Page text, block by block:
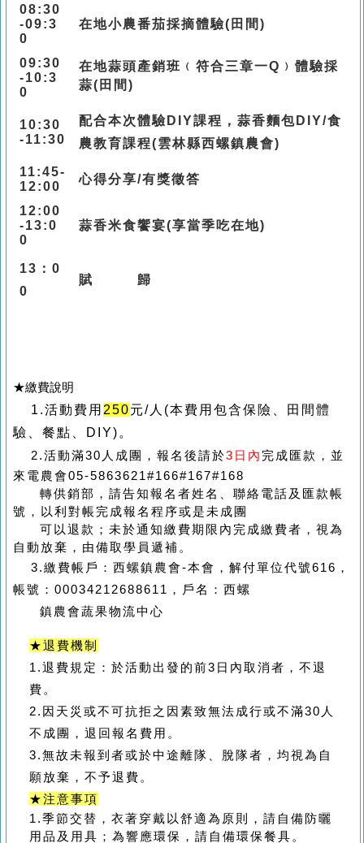
08:30
-09:3
0
在地小農番茄採摘體驗( 田間 )
09:30
-10:3
0
在地蒜頭產銷班 ﹙ 符合三章一Q ﹚ 體驗採
蒜( 田間 )
10:30
-11:30
配合本次體驗 DIY課程，蒜香麵包 DIY/食
農教育課程(雲林縣西螺鎮農會)
11:45-
12:00
心得分享/有獎徵答
12:00
-13:0
0
蒜香米食饗宴(享當季吃在地)
13 ： 0
0
賦 歸
★繳費說明
1.活動費用 250元/人(本費用包含保險、田間體
驗、餐點、DIY)。
2.活動滿30 人成團，報名後請於3日內 完成匯款，並
來電農會05-5863621#166#167#168
轉供銷部，請告知報名者姓名、聯絡電話及匯款帳
號，以利對帳完成報名程序或是未成團
可以退款；未於通知繳費期限內完成繳費者，視為
自動放棄，由備取學員遞補。
3.繳費帳戶：西螺鎮農會-本會，解付單位代號616，
帳號：00034212688611，戶名：西螺
鎮農會蔬果物流中心
★退費機制
1.退費規定： 於活動出發的前3 日內取消者，不退
費。
2. 因天災或不可抗拒之因素致無法成行或不滿30人
不成團，退回報名費用。
3.無故未報到者或於中途離隊、脫隊者，均視為 自
願放棄，不予退費。
★注意事項
1.季節交替，衣著穿戴以舒適為原則，請自備防曬
用品及用具；為響應環保，請自備環保餐具。